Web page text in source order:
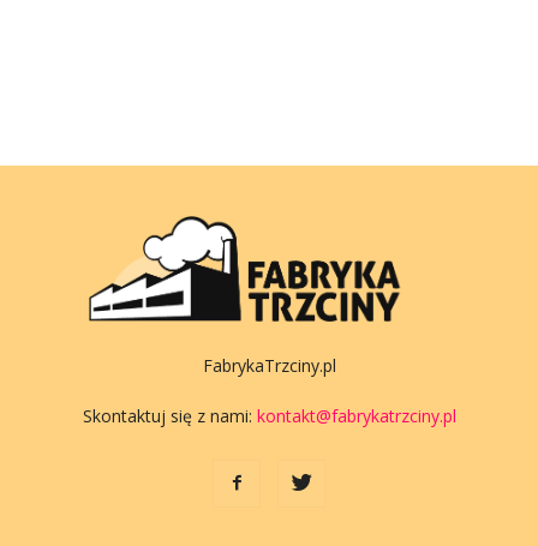
FabrykaTrzciny.pl
Skontaktuj się z nami: kontakt@fabrykatrzciny.pl